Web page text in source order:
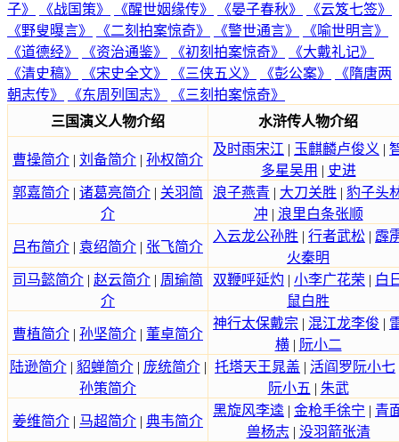
子》
《战国策》 《醒世姻缘传》 《晏子春秋》
《云笈七签》
《野叟曝言》
《二刻拍案惊奇》 《警世通言》
《喻世明言》
《道德经》
《资治通鉴》 《初刻拍案惊奇》
《大戴礼记》
《清史稿》
《宋史全文》 《三侠五义》 《彭公案》
《隋唐两
朝志传》
《东周列国志》
《三刻拍案惊奇》
三国演义人物介绍
水浒传人物介绍
曹操简介 | 刘备简介 | 孙权简介
及时雨宋江 | 玉麒麟卢俊义 |
多星吴用 | 史进
郭嘉简介 | 诸葛亮简介 | 关羽简
介
浪子燕青 | 大刀关胜 | 豹子头
冲 | 浪里白条张顺
吕布简介 | 袁绍简介 | 张飞简介
入云龙公孙胜 | 行者武松 | 霹
火秦明
司马懿简介 | 赵云简介 | 周瑜简
介
双鞭呼延灼 | 小李广花荣 | 白
鼠白胜
曹植简介 | 孙坚简介 | 董卓简介
神行太保戴宗 | 混江龙李俊 |
横| 阮小二
陆逊简介| 貂蝉简介| 庞统简介|
孙策简介
托塔天王晁盖 | 活阎罗阮小七
阮小五 | 朱武
姜维简介 | 马超简介 | 典韦简介
黑旋风李逵 | 金枪手徐宁 | 青
兽杨志| 没羽箭张清